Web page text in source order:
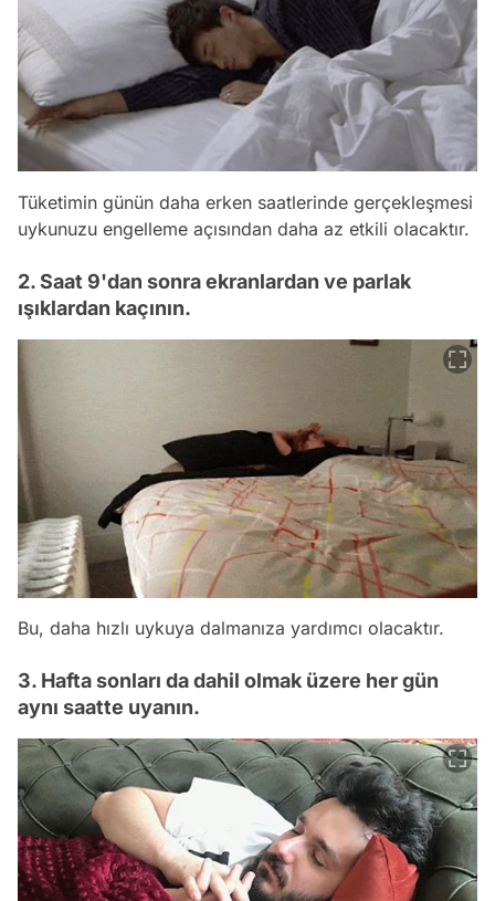
Tüketimin günün daha erken saatlerinde gerçekleşmesi
uykunuzu engelleme açısından daha az etkili olacaktır.
2. Saat 9'dan sonra ekranlardan ve parlak
ışıklardan kaçının.
Bu, daha hızlı uykuya dalmanıza yardımcı olacaktır.
3. Hafta sonları da dahil olmak üzere her gün
aynı saatte uyanın.